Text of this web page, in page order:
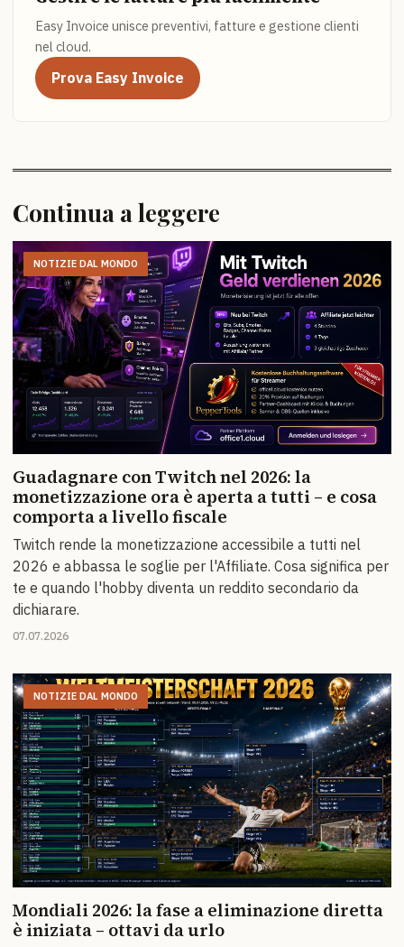
Easy Invoice unisce preventivi, fatture e gestione clienti
nel cloud.
Prova Easy Invoice
Continua a leggere
NOTIZIE DAL MONDO
Guadagnare con Twitch nel 2026: la
monetizzazione ora è aperta a tutti – e cosa
comporta a livello fiscale
Twitch rende la monetizzazione accessibile a tutti nel
2026 e abbassa le soglie per l'Affiliate. Cosa significa per
te e quando l'hobby diventa un reddito secondario da
dichiarare.
07.07.2026
NOTIZIE DAL MONDO
Mondiali 2026: la fase a eliminazione diretta
è iniziata – ottavi da urlo